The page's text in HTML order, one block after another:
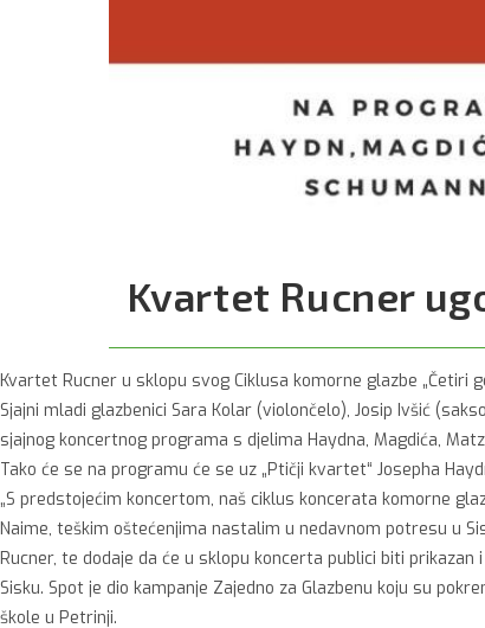
Kvartet Rucner
Kvartet Rucner u sklopu svog Ciklusa komorne glazbe „Četiri
Sjajni mladi glazbenici Sara Kolar (violončelo), Josip Ivšić
sjajnog koncertnog programa s djelima Haydna, Magdića,
Tako će se na programu će se uz „Ptičji kvartet“ Josepha
„S predstojećim koncertom, naš ciklus koncerata komorne
Naime, teškim oštećenjima nastalim u nedavnom potresu u
Rucner, te dodaje da će u sklopu koncerta publici biti
Sisku. Spot je dio kampanje Zajedno za Glazbenu koju su
škole u Petrinji.